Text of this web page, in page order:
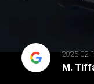
2025-02-
M.